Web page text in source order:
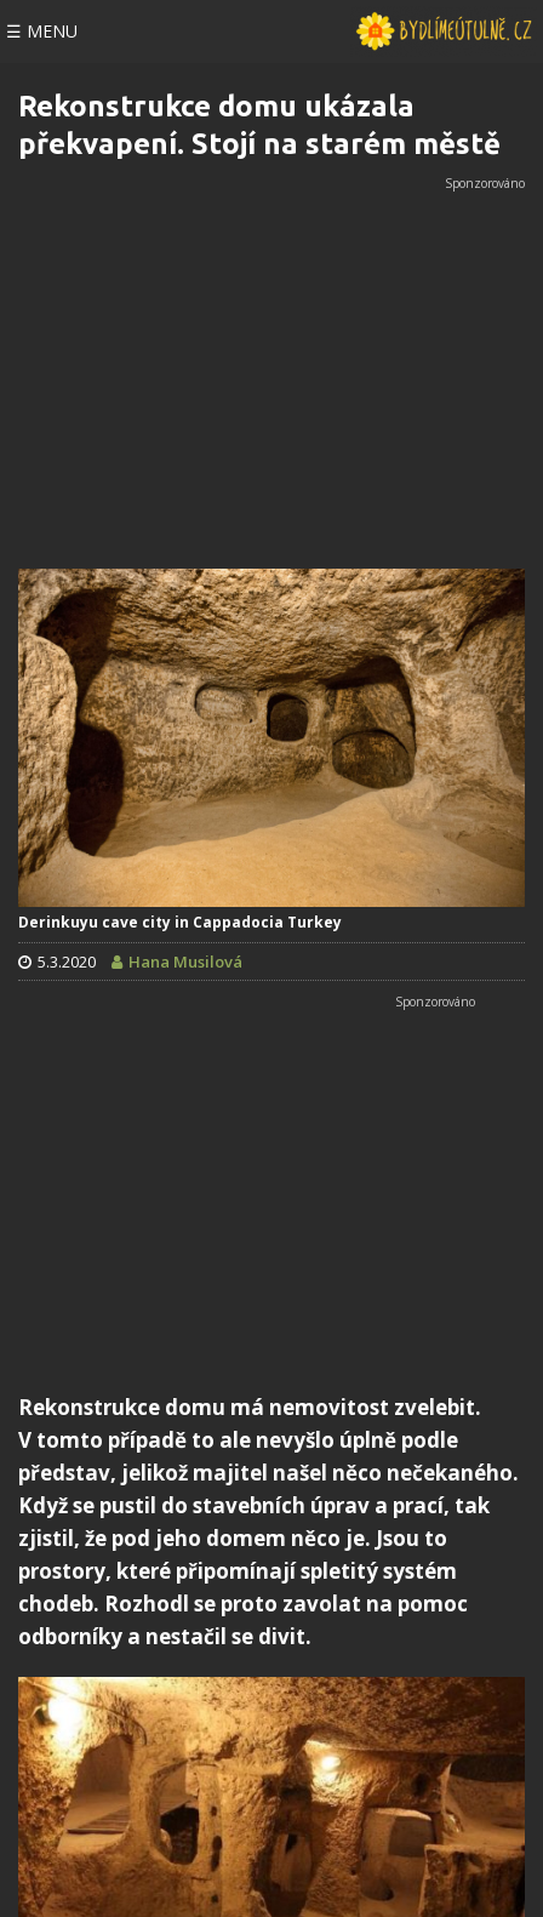
☰ MENU
Rekonstrukce domu ukázala
překvapení. Stojí na starém městě
Derinkuyu cave city in Cappadocia Turkey
5.3.2020 Hana Musilová
Rekonstrukce domu má nemovitost zvelebit.
V tomto případě to ale nevyšlo úplně podle
představ, jelikož majitel našel něco nečekaného.
Když se pustil do stavebních úprav a prací, tak
zjistil, že pod jeho domem něco je. Jsou to
prostory, které připomínají spletitý systém
chodeb. Rozhodl se proto zavolat na pomoc
odborníky a nestačil se divit.